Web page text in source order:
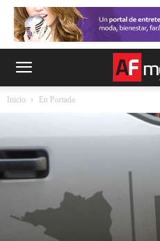
Inicio En Portada